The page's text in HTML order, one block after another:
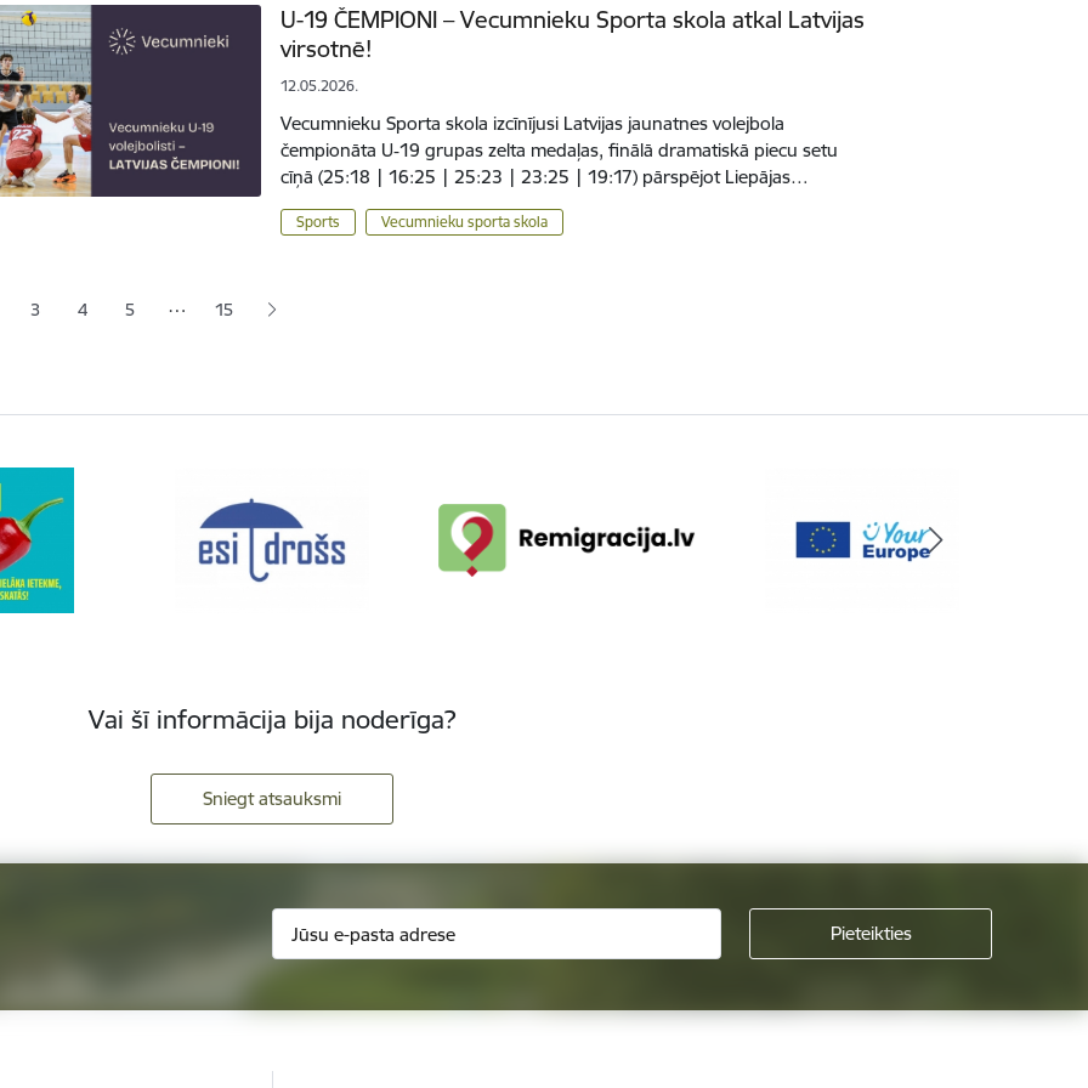
U-19 ČEMPIONI – Vecumnieku Sporta skola atkal Latvijas
virsotnē!
12.05.2026.
Vecumnieku Sporta skola izcīnījusi Latvijas jaunatnes volejbola
čempionāta U‑19 grupas zelta medaļas, finālā dramatiskā piecu setu
cīņā (25:18 | 16:25 | 25:23 | 23:25 | 19:17) pārspējot Liepājas…
Sports Vecumnieku sporta skola
lapaLapa
3 Lapa
4 Lapa
5 … 15
Vai šī informācija bija noderīga?
Sniegt atsauksmi